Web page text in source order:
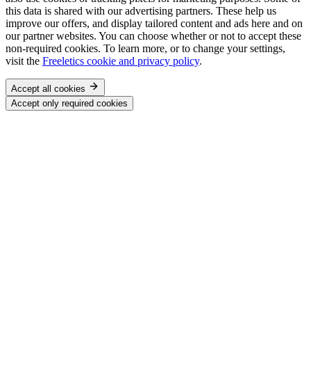
this data is shared with our advertising partners. These help us
improve our offers, and display tailored content and ads here and on
our partner websites. You can choose whether or not to accept these
non-required cookies. To learn more, or to change your settings,
visit the Freeletics cookie and privacy policy.
Accept all cookies
Accept only required cookies